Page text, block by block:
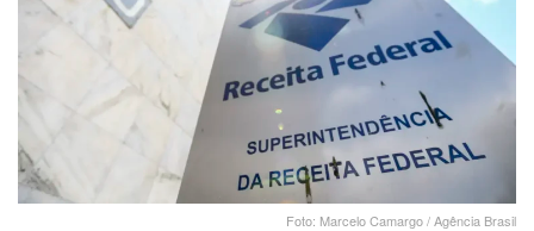
Foto: Marcelo Camargo / Agência Brasil